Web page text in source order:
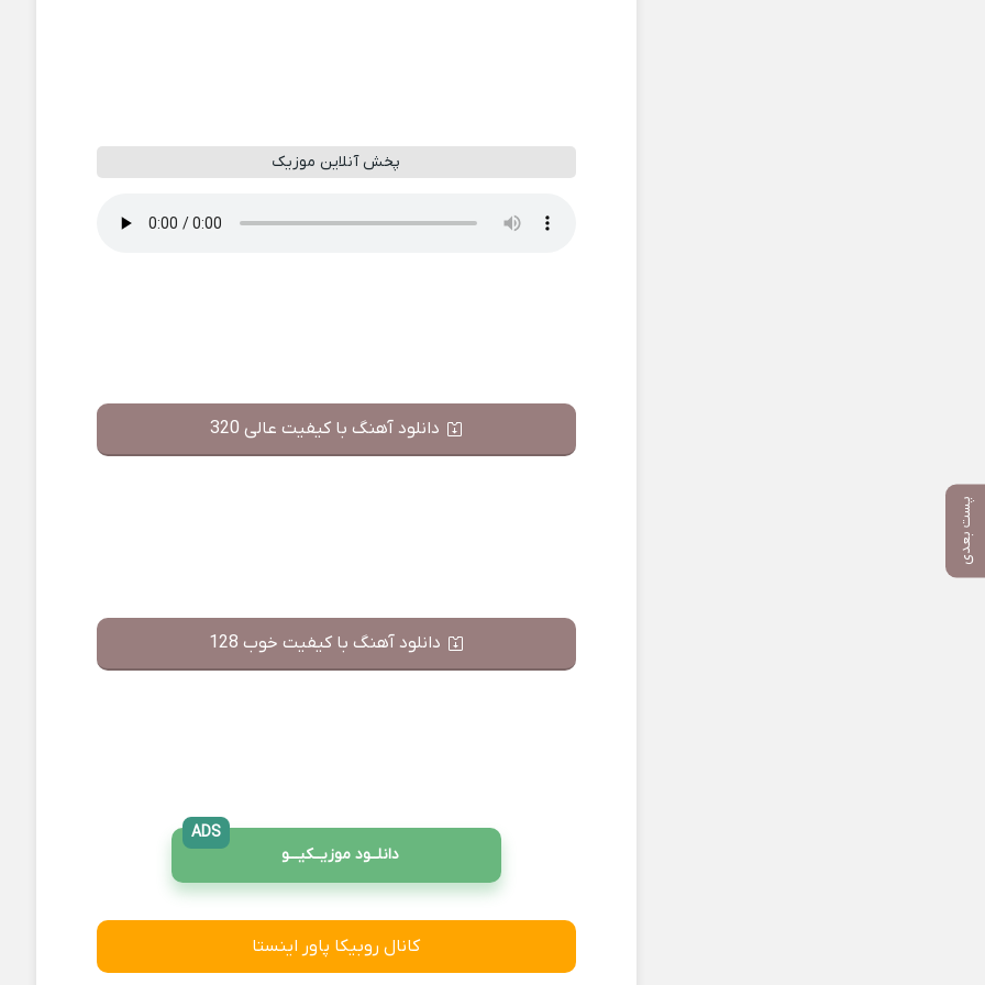
پست بعدی
پخش آنلاین موزیک
دانلود آهنگ با کیفیت عالی 320
دانلود آهنگ با کیفیت خوب 128
دانلــود موزیــکیـــو
ADS
کانال روبیکا پاور اینستا